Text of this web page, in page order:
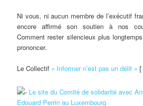
Ni vous, ni aucun membre de l’exécutif
encore affirmé son soutien à nos
Comment rester silencieux plus
prononcer.
Le Collectif « Informer n’est pas un délit » [
Le site du Comité de solidarité avec
Edouard Perrin au Luxembourg